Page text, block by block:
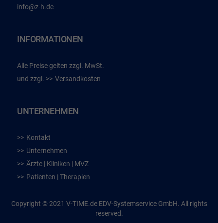
info@z-h.de
INFORMATIONEN
Alle Preise gelten zzgl. MwSt.
und zzgl.
Versandkosten
UNTERNEHMEN
Kontakt
Unternehmen
Ärzte | Kliniken | MVZ
Patienten | Therapien
Copyright © 2021 V-TIME.de EDV-Systemservice GmbH. All rights
reserved.